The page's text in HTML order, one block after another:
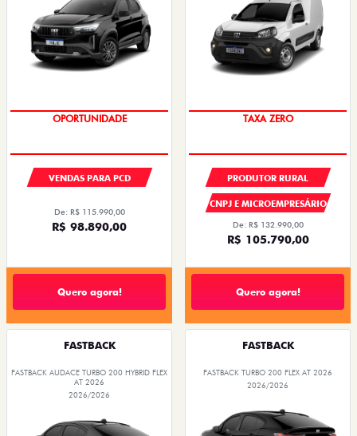
OPORTUNIDADE
VENDAS PARA PCD
De: R$ 115.990,00
R$ 98.890,00
Quero agora!
TAXA ZERO
PRODUTOR RURAL
CNPJ E MICROEMPRESÁRIO
De: R$ 132.990,00
R$ 105.790,00
Quero agora!
FASTBACK
FASTBACK AUDACE TURBO 200 HYBRID FLEX
AT 2026
2026/2026
FASTBACK
FASTBACK TURBO 200 FLEX AT 2026
2026/2026